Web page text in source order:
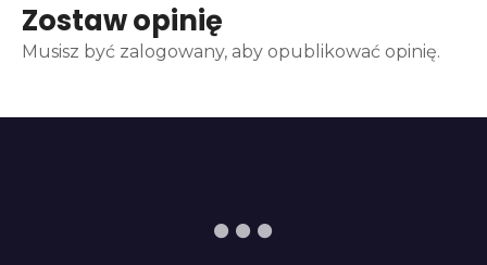
Zostaw opinię
Musisz być zalogowany, aby opublikować opinię.